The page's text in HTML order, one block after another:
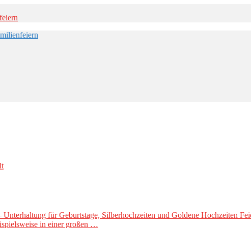
für Geburtstage, Silberhochzeiten und Goldene Hochzeiten
in einer großen …